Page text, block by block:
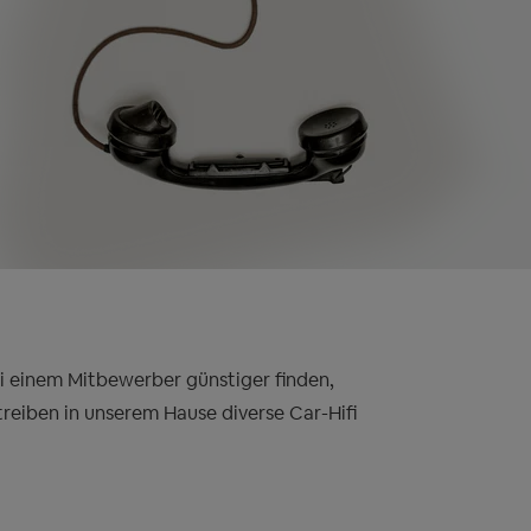
einem Mitbewerber günstiger finden,
in unserem Hause diverse Car-Hifi